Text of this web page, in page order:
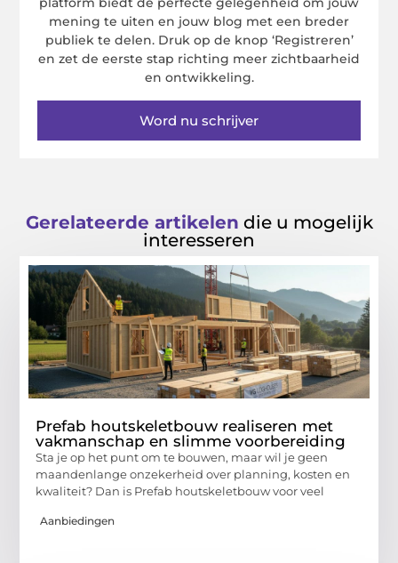
mening te uiten en jouw blog met een breder
publiek te delen. Druk op de knop ‘Registreren’
en zet de eerste stap richting meer zichtbaarheid
en ontwikkeling.
Word nu schrijver
Gerelateerde artikelen die u mogelijk
interesseren
Prefab houtskeletbouw realiseren met
vakmanschap en slimme voorbereiding
Sta je op het punt om te bouwen, maar wil je geen
maandenlange onzekerheid over planning, kosten en
kwaliteit? Dan is Prefab houtskeletbouw voor veel
Aanbiedingen